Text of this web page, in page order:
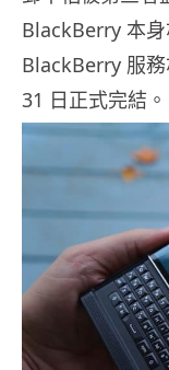
BlackBerry 本
BlackBerry 服
31 日正式完結。